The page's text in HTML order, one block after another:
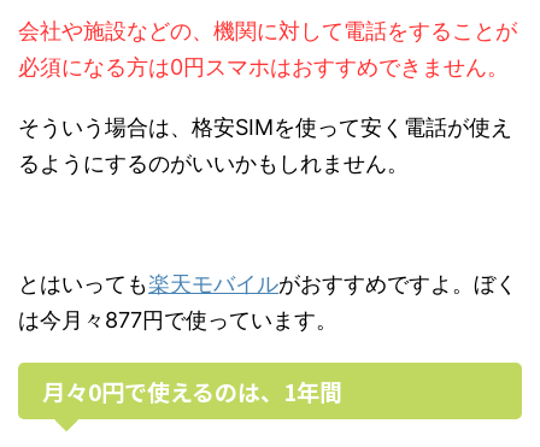
会社や施設などの、機関に対して電話をすることが
必須になる方は0円スマホはおすすめできません。
そういう場合は、格安SIMを使って安く電話が使え
るようにするのがいいかもしれません。
とはいっても楽天モバイルがおすすめですよ。ぼく
は今月々877円で使っています。
月々0円で使えるのは、1年間